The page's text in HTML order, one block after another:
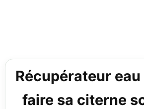
Récupérateur eau
faire sa citerne